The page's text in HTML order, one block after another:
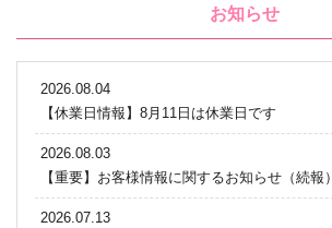
お知らせ
2026.08.04
【休業日情報】8月11日は休業日です
2026.08.03
【重要】お客様情報に関するお知らせ（続報）
2026.07.13